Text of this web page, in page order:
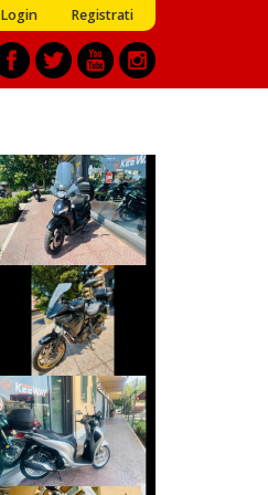
Login Registrati
PEUGEOT TWEET
€ 2.390 €
YAMAHA
TRACER
€ 7.990 €
HONDA SH
€ 2.290 €